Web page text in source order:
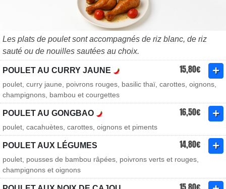
Les plats de poulet sont accompagnés de riz blanc, de riz
sauté ou de nouilles sautées au choix.
POULET AU CURRY JAUNE 15,80€
poulet, curry jaune, poivrons rouges, basilic thaï, carottes, oignons,
champignons, bambou et courgettes
POULET AU GONGBAO 16,50€
poulet, cacahuètes, carottes, oignons et piments
POULET AUX LÉGUMES 14,80€
poulet, pousses de bambou râpées, poivrons verts et rouges,
champignons et oignons